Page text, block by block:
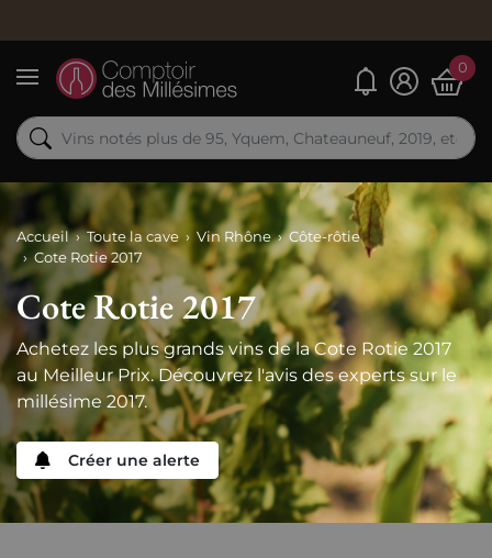
Menu
Mes alertes
0
Accueil Toute la cave Vin Rhône
Côte-rôtie
Cote Rotie 2017
Cote Rotie 2017
Achetez les plus grands vins de la Cote Rotie 2017
au Meilleur Prix. Découvrez l'avis des experts sur le
millésime 2017.
Créer une alerte